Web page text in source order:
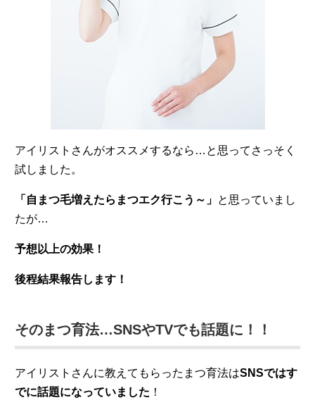
アイリストさんがオススメするなら…と思ってさっそく
試しました。
「自まつ毛増えたらまつエク行こう～」 と思っていまし
たが…
予想以上の効果！
後程結果報告します！
そのまつ育法…SNSやTVでも話題に！！
アイリストさんに教えてもらったまつ育法はSNSではす
でに話題になっていました ！